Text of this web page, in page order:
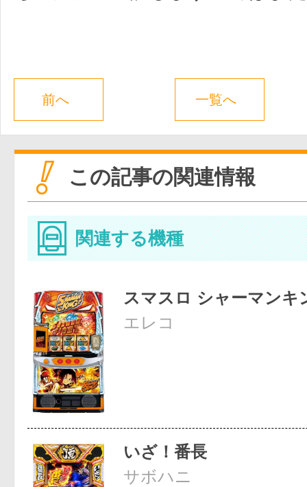
前へ 一覧へ
この記事の関連情報
関連する機種
スマスロ シャーマンキ
エレコ
いざ！番長
サボハニ